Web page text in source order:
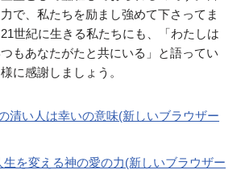
で、私たちを励まし強めて下さってま
世紀に生きる私たちにも、「わたしは
もあなたがたと共にいる」と語ってい
に感謝しましょう。
清い人は幸いの意味(新しいブラウザー
生を変える神の愛の力(新しいブラウザー